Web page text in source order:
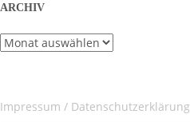
ARCHIV
Archiv
Impressum / Datenschutzerklärung